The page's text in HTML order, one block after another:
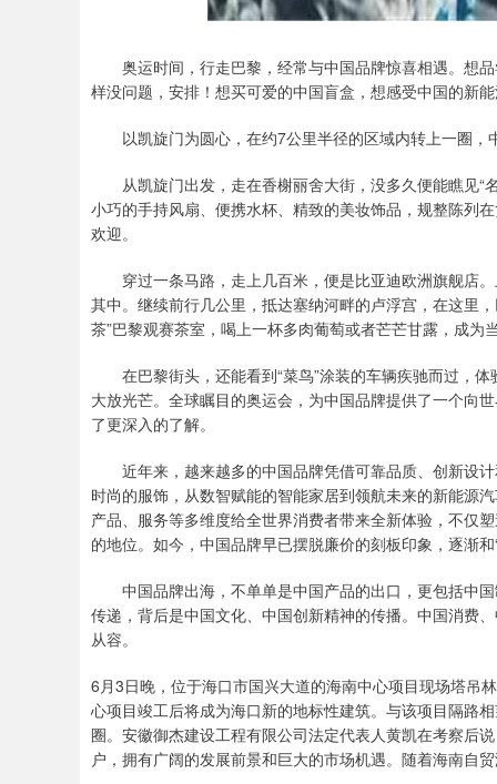
奥运时间，行走巴黎，经常与中国品牌惊喜相遇。想品
样没问题，安排！想买可爱的中国盲盒，想感受中国的新
以凯旋门为圆心，在约7公里半径的区域内转上一圈，
从凯旋门出发，走在香榭丽舍大街，没多久便能瞧见“
小巧的手持风扇、便携水杯、精致的美妆饰品，规整陈列
欢迎。
穿过一条马路，走上几百米，便是比亚迪欧洲旗舰店。
其中。继续前行几公里，抵达塞纳河畔的卢浮宫，在这里
茶”巴黎观赛茶室，喝上一杯多肉葡萄或者芒芒甘露，成为
在巴黎街头，还能看到“菜鸟”涂装的车辆疾驰而过，体
大放光芒。全球瞩目的奥运会，为中国品牌提供了一个向
了更深入的了解。
近年来，越来越多的中国品牌凭借可靠品质、创新设计
时尚的服饰，从数智赋能的智能家居到领航未来的新能源
产品、服务等多维度给全世界消费者带来全新体验，不仅
的地位。如今，中国品牌早已摆脱廉价的刻板印象，逐渐和
中国品牌出海，不单单是中国产品的出口，更包括中国
传递，背后是中国文化、中国创新精神的传播。中国消费
从容。
6月3日晚，位于海口市国兴大道的海南中心项目现场塔吊
心项目竣工后将成为海口新的地标性建筑。与该项目隔路
圈。安徽御杰建设工程有限公司法定代表人黄凯在考察后
户，拥有广阔的发展前景和巨大的市场机遇。随着海南自